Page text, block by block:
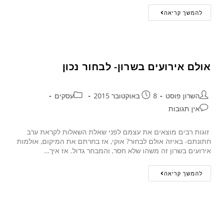
להמשך קריאה
אולם אירועים בשרון- לבחור נכון
השרון פוסט 8 באוקטובר 2015
עסקים
אין תגובות
זוגות רבים מוצאים את עצמם לפני שאלת השאלות לקראת ערב
חתונתם- באיזה אולם לבחור? אוקי, אז בחרתם את המיקום, אולמות
אירועים בשרון זה משהו שלא חסר, והמבחר גדול. אז איך…
להמשך קריאה